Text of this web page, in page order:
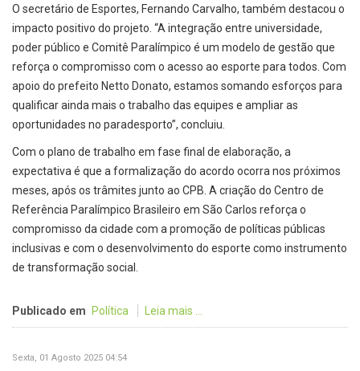
O secretário de Esportes, Fernando Carvalho, também destacou o
impacto positivo do projeto. “A integração entre universidade,
poder público e Comitê Paralímpico é um modelo de gestão que
reforça o compromisso com o acesso ao esporte para todos. Com
apoio do prefeito Netto Donato, estamos somando esforços para
qualificar ainda mais o trabalho das equipes e ampliar as
oportunidades no paradesporto”, concluiu.
Com o plano de trabalho em fase final de elaboração, a
expectativa é que a formalização do acordo ocorra nos próximos
meses, após os trâmites junto ao CPB. A criação do Centro de
Referência Paralímpico Brasileiro em São Carlos reforça o
compromisso da cidade com a promoção de políticas públicas
inclusivas e com o desenvolvimento do esporte como instrumento
de transformação social.
Publicado em Política Leia mais ...
Sexta, 01 Agosto 2025 04:54